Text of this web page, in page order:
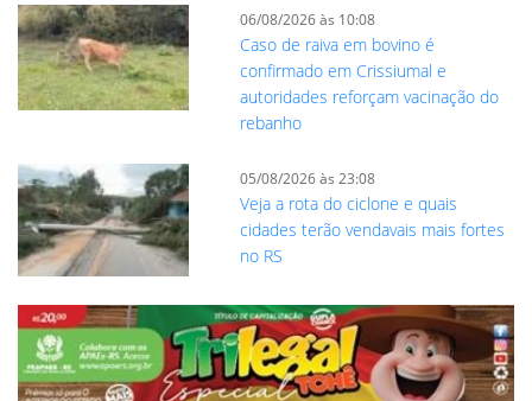
06/08/2026 às 10:08
Caso de raiva em bovino é
confirmado em Crissiumal e
autoridades reforçam vacinação do
rebanho
05/08/2026 às 23:08
Veja a rota do ciclone e quais
cidades terão vendavais mais fortes
no RS